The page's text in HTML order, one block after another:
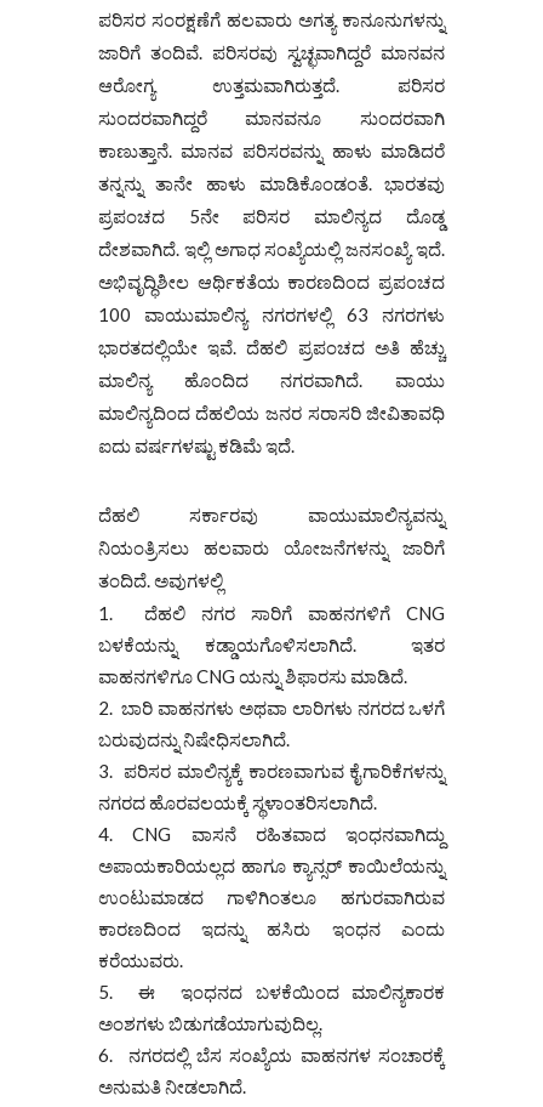
ಪರಿಸರ ಸಂರಕ್ಷಣೆಗೆ ಹಲವಾರು ಅಗತ್ಯ ಕಾನೂನುಗಳನ್ನು
ಜಾರಿಗೆ ತಂದಿವೆ. ಪರಿಸರವು ಸ್ವಚ್ಛವಾಗಿದ್ದರೆ ಮಾನವನ
ಆರೋಗ್ಯ ಉತ್ತಮವಾಗಿರುತ್ತದೆ. ಪರಿಸರ
ಸುಂದರವಾಗಿದ್ದರೆ ಮಾನವನೂ ಸುಂದರವಾಗಿ
ಕಾಣುತ್ತಾನೆ. ಮಾನವ ಪರಿಸರವನ್ನು ಹಾಳು ಮಾಡಿದರೆ
ತನ್ನನ್ನು ತಾನೇ ಹಾಳು ಮಾಡಿಕೊಂಡಂತೆ. ಭಾರತವು
ಪ್ರಪಂಚದ 5ನೇ ಪರಿಸರ ಮಾಲಿನ್ಯದ ದೊಡ್ಡ
ದೇಶವಾಗಿದೆ. ಇಲ್ಲಿ ಅಗಾಧ ಸಂಖ್ಯೆಯಲ್ಲಿ ಜನಸಂಖ್ಯೆ ಇದೆ.
ಅಭಿವೃದ್ಧಿಶೀಲ ಆರ್ಥಿಕತೆಯ ಕಾರಣದಿಂದ ಪ್ರಪಂಚದ
100 ವಾಯುಮಾಲಿನ್ಯ ನಗರಗಳಲ್ಲಿ 63 ನಗರಗಳು
ಭಾರತದಲ್ಲಿಯೇ ಇವೆ. ದೆಹಲಿ ಪ್ರಪಂಚದ ಅತಿ ಹೆಚ್ಚು
ಮಾಲಿನ್ಯ ಹೊಂದಿದ ನಗರವಾಗಿದೆ. ವಾಯು
ಮಾಲಿನ್ಯದಿಂದ ದೆಹಲಿಯ ಜನರ ಸರಾಸರಿ ಜೀವಿತಾವಧಿ
ಐದು ವರ್ಷಗಳಷ್ಟು ಕಡಿಮೆ ಇದೆ.
ದೆಹಲಿ ಸರ್ಕಾರವು ವಾಯುಮಾಲಿನ್ಯವನ್ನು
ನಿಯಂತ್ರಿಸಲು ಹಲವಾರು ಯೋಜನೆಗಳನ್ನು ಜಾರಿಗೆ
ತಂದಿದೆ. ಅವುಗಳಲ್ಲಿ
ದೆಹಲಿ ನಗರ ಸಾರಿಗೆ ವಾಹನಗಳಿಗೆ CNG
ಬಳಕೆಯನ್ನು ಕಡ್ಡಾಯಗೊಳಿಸಲಾಗಿದೆ. ಇತರ
ವಾಹನಗಳಿಗೂ CNG ಯನ್ನು ಶಿಫಾರಸು ಮಾಡಿದೆ.
ಬಾರಿ ವಾಹನಗಳು ಅಥವಾ ಲಾರಿಗಳು ನಗರದ ಒಳಗೆ
ಬರುವುದನ್ನು ನಿಷೇಧಿಸಲಾಗಿದೆ.
ಪರಿಸರ ಮಾಲಿನ್ಯಕ್ಕೆ ಕಾರಣವಾಗುವ ಕೈಗಾರಿಕೆಗಳನ್ನು
ನಗರದ ಹೊರವಲಯಕ್ಕೆ ಸ್ಥಳಾಂತರಿಸಲಾಗಿದೆ.
CNG ವಾಸನೆ ರಹಿತವಾದ ಇಂಧನವಾಗಿದ್ದು
ಅಪಾಯಕಾರಿಯಲ್ಲದ ಹಾಗೂ ಕ್ಯಾನ್ಸರ್ ಕಾಯಿಲೆಯನ್ನು
ಉಂಟುಮಾಡದ ಗಾಳಿಗಿಂತಲೂ ಹಗುರವಾಗಿರುವ
ಕಾರಣದಿಂದ ಇದನ್ನು ಹಸಿರು ಇಂಧನ ಎಂದು
ಕರೆಯುವರು.
ಈ ಇಂಧನದ ಬಳಕೆಯಿಂದ ಮಾಲಿನ್ಯಕಾರಕ
ಅಂಶಗಳು ಬಿಡುಗಡೆಯಾಗುವುದಿಲ್ಲ.
ನಗರದಲ್ಲಿ ಬೆಸ ಸಂಖ್ಯೆಯ ವಾಹನಗಳ ಸಂಚಾರಕ್ಕೆ
ಅನುಮತಿ ನೀಡಲಾಗಿದೆ.